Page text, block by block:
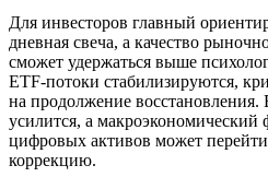
Для инвесторов главный
дневная свеча, а качество
сможет удержаться выше
ETF-потоки стабилизируются,
на продолжение
усилится, а
цифровых активов может
коррекцию.